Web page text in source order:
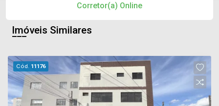
Corretor(a) Online
Imóveis Similares
Cód. 11176